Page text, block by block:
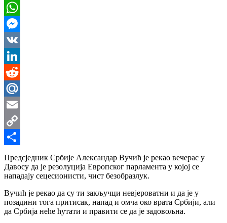
Viber
WhatsApp
Messenger
VK
LinkedIn
Reddit
Mail.Ru
Email
Copy
Link
Share
Предсједник Србије Александар Вучић је рекао вечерас у
Давосу да је резолуција Европског парламента у којој се
нападају сецесионисти, чист безобразлук.
Вучић је рекао да су ти закључци невјероватни и да је у
позадини тога притисак, напад и омча око врата Србији, али
да Србија неће ћутати и правити се да је задовољна.